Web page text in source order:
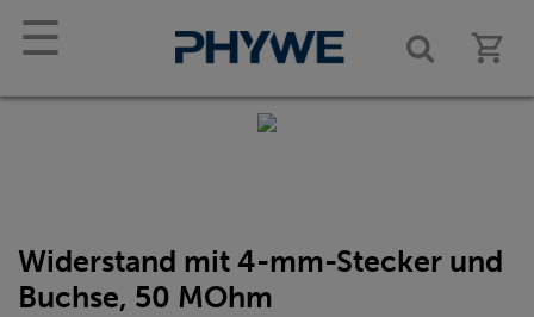
☰
Widerstand mit 4-mm-Stecker und
Buchse, 50 MOhm